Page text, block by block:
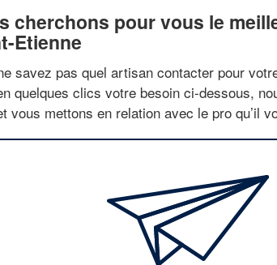
cherchons pour vous le
Etienne
savez pas quel artisan contacter pour
quelques clics votre besoin ci-dessous,
vous mettons en relation avec le pro qu’il